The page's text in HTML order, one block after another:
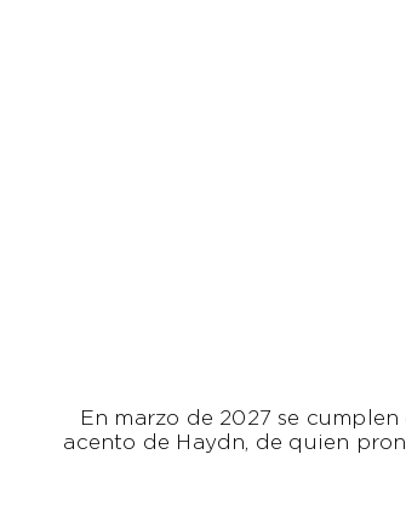
En marzo de 2027 se
acento de Haydn, de quien